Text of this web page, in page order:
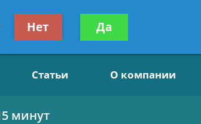
Получите консультацию
бесплатно
Статьи О компании
минут
Нет Да